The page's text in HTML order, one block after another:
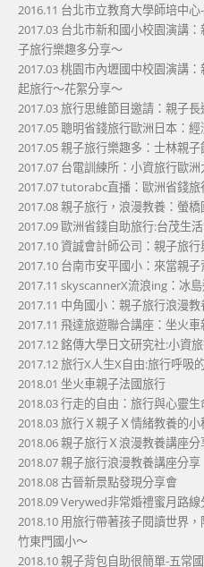
2016.11 台北市立教育大學師培中
2017.03 台北市新和國小校園演講
子旅行樂趣多分享～
2017.03 桃園市內壢國中校園演講
起旅行～花絮分享～
2017.03 旅行思維節目邀請：親子
2017.05 聰明省錢旅行歐洲日本：
2017.05 親子旅行樂趣多：士林親子
2017.07 台電訓練所：小資旅行歐洲
2017.07 tutorabc直播：歐洲省錢旅
2017.08 親子旅行，浪漫教養：螢橋
2017.09 歐洲省錢自助旅行:台茂生
2017.10 資誠會計師公司：親子旅行
2017.10 台南市安平國小：來當親子
2017.11 skyscannerX流浪ing：冰
2017.11 中角國小：親子旅行浪漫教
2017.11 飛達旅遊聯合講座：坐火
2017.12 銘傳大學日文研究社:小資
2017.12 旅行X人生X自由:旅行呼吸
2018.01 坐火車親子法國旅行
2018.03 行走的自由：旅行與心靈生
2018.03 旅行Ｘ親子Ｘ情緒教養的小
2018.06 親子旅行Ｘ浪漫教養講座分
2018.07 親子旅行浪漫教養講座分享
2018.08 古晉新景點發現分享會
2018.09 Verywed非常婚禮蜜月路線
2018.10 用旅行帶著孩子閱讀世界
竹東門國小～
2018.10 親子背包自助很簡單-五常